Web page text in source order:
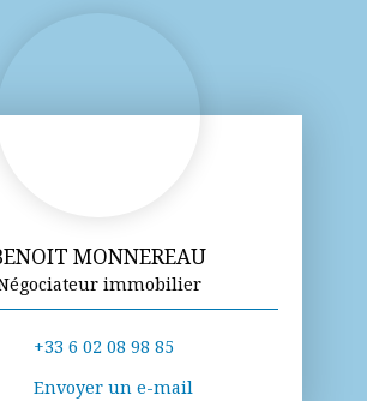
MONNEREAU
immobilier
+33 6 02 08 98 85
Envoyer un e-mail